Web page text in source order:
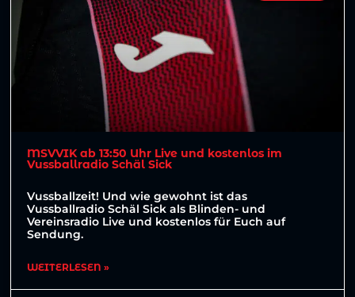
MSVVIK ab 13:50 Uhr Live und kostenlos im
Vussballradio Schäl Sick
Vussballzeit! Und wie gewohnt ist das
Vussballradio Schäl Sick als Blinden- und
Vereinsradio Live und kostenlos für Euch auf
Sendung.
WEITERLESEN »